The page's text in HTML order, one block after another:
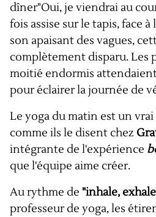
dîner"Oui, je viendrai au
fois assise sur le tapis, face
son apaisant des vagues,
complètement disparu. Les
moitié endormis
pour éclairer la journée de
Le yoga du matin est un vrai
comme ils le disent chez
intégrante de l'expérience
que l'équipe aime créer.
Au rythme de "inhale,
professeur de yoga, les